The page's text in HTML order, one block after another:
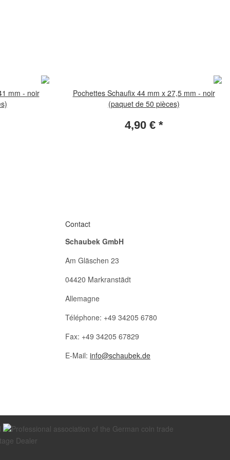
mm - noir
Pochettes Schaufix 44 mm x 27,5 mm - noir
(paquet de 50 pièces)
4,90 € *
Contact
Schaubek GmbH
Am Gläschen 23
04420 Markranstädt
Allemagne
Téléphone: +49 34205 6780
Fax: +49 34205 67829
E-Mail: info@schaubek.de